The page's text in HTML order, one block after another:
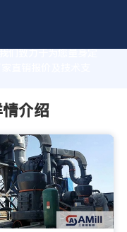
们致力于为您量身定
直销报价及技术支
介绍